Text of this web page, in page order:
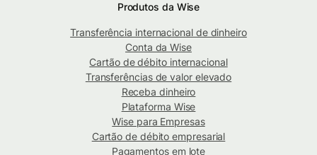
Produtos da Wise
Transferência internacional de dinheiro
Conta da Wise
Cartão de débito internacional
Transferências de valor elevado
Receba dinheiro
Plataforma Wise
Wise para Empresas
Cartão de débito empresarial
Pagamentos em lote